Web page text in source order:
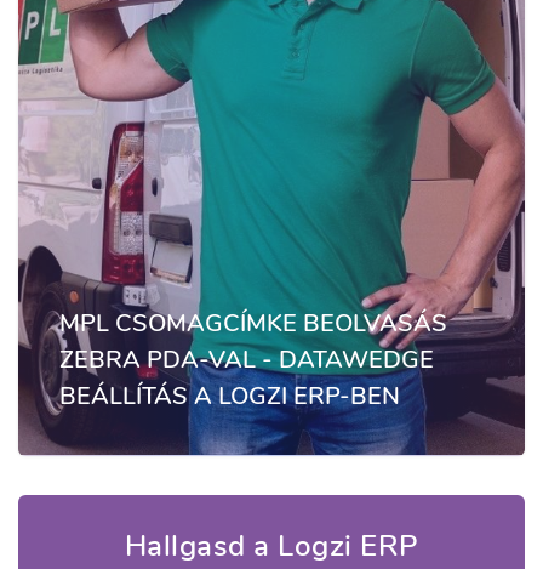
MPL CSOMAGCÍMKE BEOLVASÁS
ZEBRA PDA-VAL - DATAWEDGE
BEÁLLÍTÁS A LOGZI ERP-BEN
Hallgasd a Logzi ERP